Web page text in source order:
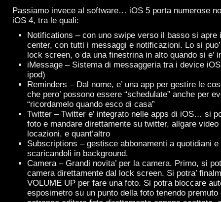
Passiamo invece al software… iOS 5 porta numerose
iOS 4, tra le quali:
Notifications – con uno swipe verso il basso si apre
center, con tutti i messaggi e notificazioni. Lo si
lock screen, o da una finestrina in alto quando si e’
iMessage – Sistema di messaggeria tra i device
ipod)
Reminders – Dal nome, e’ una app per gestire le
che pero’ possono essere “schedulate” anche per
“ricordamelo quando esco di casa”
Twitter – Twitter e’ integrato nelle apps di iOS… si
foto e mandare direttamente su twitter, allgare video
locazioni, e quant’altro
Subscriptions – gestisce abbonamenti a quotidiani
scaricandoli in background.
Camera – Grandi novita’ per la camera. Primo, si
camera direttamente dal lock screen. Si potra’
VOLUME UP per fare una foto. Si potra bloccare
esposimetro su un punto della foto tenendo